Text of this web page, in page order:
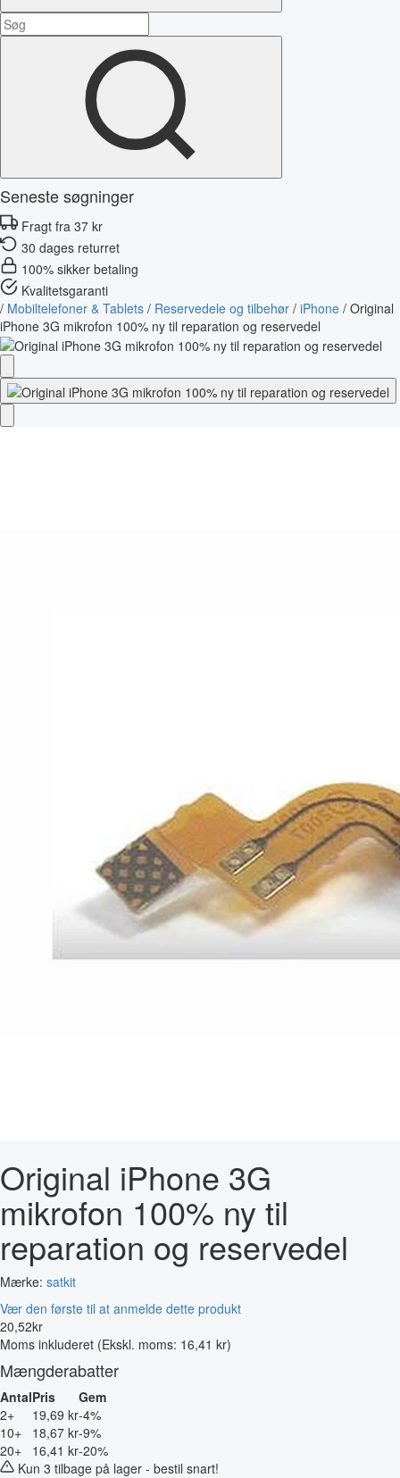
Seneste søgninger
Fragt fra 37 kr
30 dages returret
100% sikker betaling
Kvalitetsgaranti
/ Mobiltelefoner & Tablets / Reservedele og tilbehør / iPhone / Original
iPhone 3G mikrofon 100% ny til reparation og reservedel
Original iPhone 3G
mikrofon 100% ny til
reparation og reservedel
Mærke: satkit
Vær den første til at anmelde dette produkt
20,52kr
Moms inkluderet (Ekskl. moms: 16,41 kr)
Mængderabatter
AntalPris
Gem
2+
19,69 kr-4%
10+
18,67 kr-9%
20+
16,41 kr-20%
Kun 3 tilbage på lager - bestil snart!